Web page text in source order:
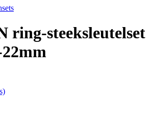
ring-steeksleutelset